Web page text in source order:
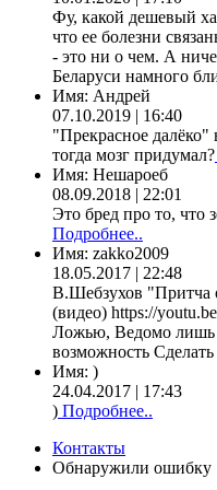
Фу, какой дешевый
что ее болезни
- это ни о чем. А
Беларуси намного
Имя: Андрей
07.10.2019 | 16:40
"Прекрасное
тогда мозг придумал?
Имя: Нешароеб
08.09.2018 | 22:01
Это бред про то, что
Подробнее..
Имя: zakko2009
18.05.2017 | 22:48
В.Шебзухов "Притча
(видео) https://
Ложью, Ведомо лишь
возможность
Имя: )
24.04.2017 | 17:43
) Подробнее..
Контакты
Обнаружили ошибку